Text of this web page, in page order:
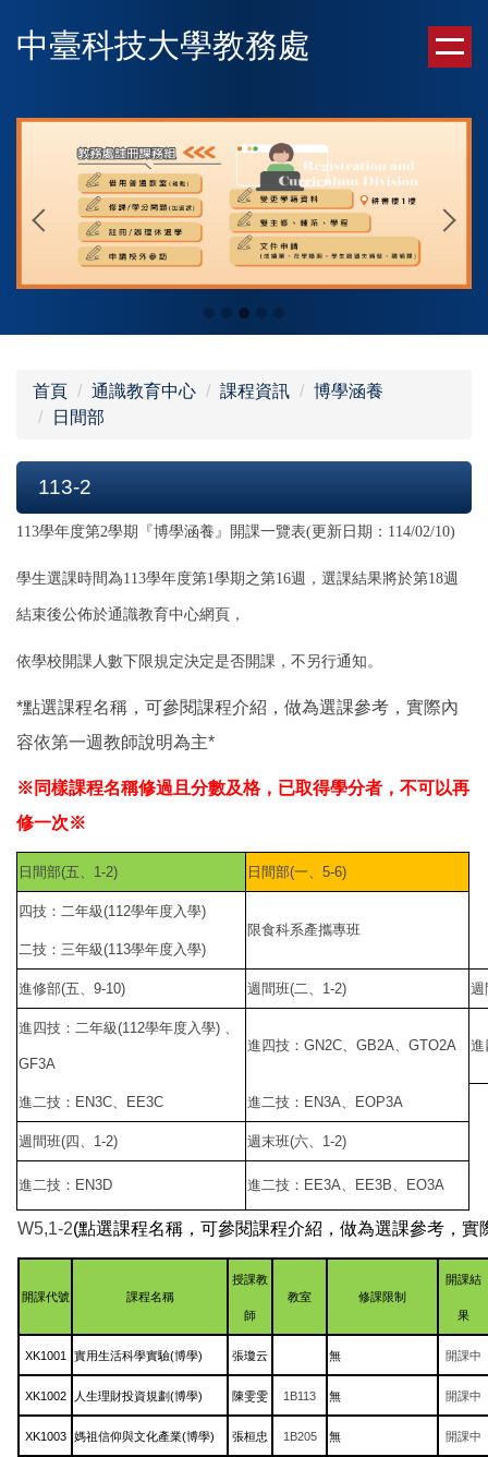
到
內
中臺科技大學教務處
首頁 通識教育中心 課程資訊
博學涵養
日間部
113-2
113學年度第2學期『博學涵養』開課一覽表(更新日期：114/02/10)
學生選課時間為113學年度第1學期之第16週，選課結果將於第18週
結束後公佈於通識教育中心網頁，
依學校開課人數下限規定決定是否開課，不另行通知。
*點選課程名稱，可參閱課程介紹，做為選課參考，實際內
容依第一週教師說明為主*
※同樣課程名稱修過且分數及格，已取得學分者，不可以再
修一次※
日間部(五、1-2) 日間部(一、5-6)
四技：二年級(112學年度入學)
限食科系產攜專班
二技：三年級(113學年度入學)
進修部(五、9-10) 週間班(二、1-2) 週
進四技：二年級(112學年度入學) 、
GF3A
進四技：GN2C、GB2A、GTO2A 進
進二技：EN3C、EE3C 進二技：EN3A、EOP3A
週間班(四、1-2) 週末班(六、1-2)
進二技：EN3D 進二技：EE3A、EE3B、EO3A
W5,1-2(點選課程名稱，可參閱課程介紹，做為選課參考，實
開課代號 課程名稱
授課教
師
教室 修課限制
開課結
果
XK1001 實用生活科學實驗(博學) 張瓊云 無 開課中
XK1002 人生理財投資規劃(博學) 陳雯雯 1B113 無 開課中
XK1003 媽祖信仰與文化產業(博學) 張桓忠 1B205 無 開課中